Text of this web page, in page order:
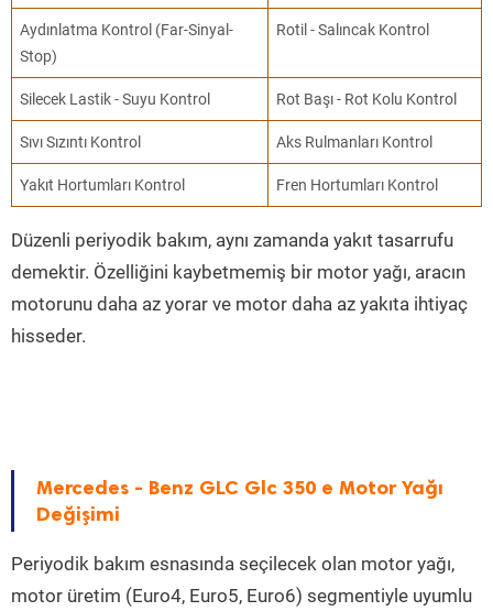
Aydınlatma Kontrol (Far-Sinyal-
Stop)
Rotil - Salıncak Kontrol
Silecek Lastik - Suyu Kontrol Rot Başı - Rot Kolu Kontrol
Sıvı Sızıntı Kontrol Aks Rulmanları Kontrol
Yakıt Hortumları Kontrol Fren Hortumları Kontrol
Düzenli periyodik bakım, aynı zamanda yakıt tasarrufu
demektir. Özelliğini kaybetmemiş bir motor yağı, aracın
motorunu daha az yorar ve motor daha az yakıta ihtiyaç
hisseder.
Mercedes - Benz GLC Glc 350 e Motor Yağı
Değişimi
Periyodik bakım esnasında seçilecek olan motor yağı,
motor üretim (Euro4, Euro5, Euro6) segmentiyle uyumlu